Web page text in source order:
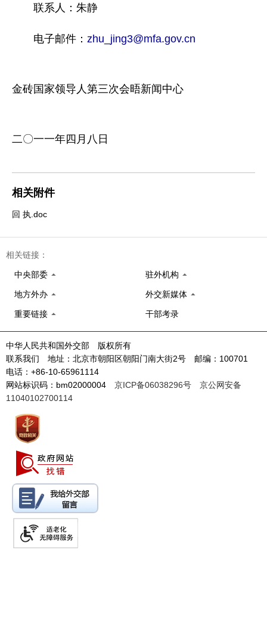
联系人：朱静
电子邮件： zhu_jing3@mfa.gov.cn
金砖国家领导人第三次会晤新闻中心
二〇一一年四月八日
相关附件
回 执.doc
相关链接：
中央部委 驻外机构
地方外办 外交新媒体
重要链接 干部考录
中华人民共和国外交部 版权所有
联系我们 地址：北京市朝阳区朝阳门南大街2号 邮编：100701
电话：+86-10-65961114
网站标识码：bm02000004 京ICP备06038296号
京公网安备
11040102700114